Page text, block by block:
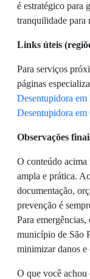
é estratégico para
tranquilidade para
Links úteis
Para serviços
páginas
Desentupidora em
Desentupidora em
Observações
O conteúdo acima
ampla e prática.
documentação,
prevenção é
Para
município de São
minimizar danos e
O que você achou